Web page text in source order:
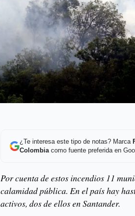
¿Te interesa este tipo de notas? Marca
Colombiacomo fuente preferida en
Por cuenta de estos incendios 11
calamidad pública. En el país hay
activos, dos de ellos en Santander.